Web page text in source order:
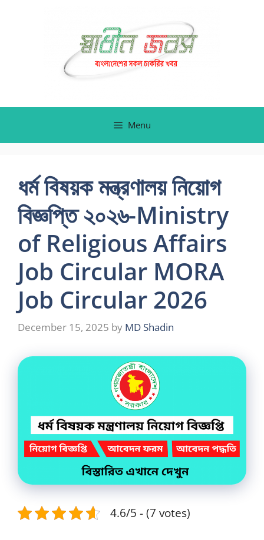
Menu
ধর্ম বিষয়ক মন্ত্রণালয় নিয়োগ
বিজ্ঞপ্তি ২০২৬-Ministry
of Religious Affairs
Job Circular MORA
Job Circular 2026
December 15, 2025 by MD Shadin
4.6/5 - (7 votes)